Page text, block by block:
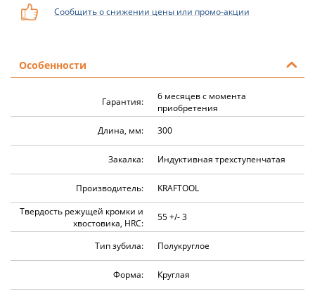
Сообщить о снижении цены или промо-акции
Особенности
Гарантия:
6 месяцев с момента
приобретения
Длина, мм:
300
Закалка: Индуктивная трехступенчатая
Производитель:
KRAFTOOL
Твердость режущей кромки и
хвостовика, HRC:
55 +/- 3
Тип зубила: Полукруглое
Форма: Круглая